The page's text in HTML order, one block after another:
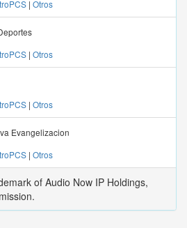
| Otros
| Otros
| Otros
Evangelizacion
| Otros
of Audio Now IP Holdings,